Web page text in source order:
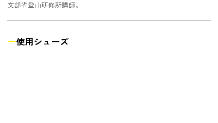
文部省登山研修所講師。
ー使用シューズ